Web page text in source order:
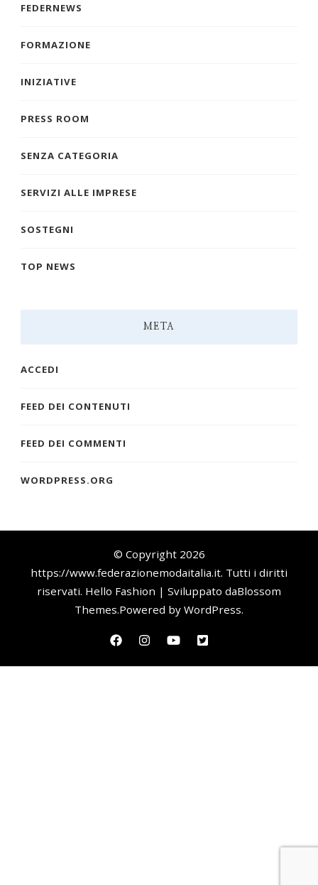
FEDERNEWS
FORMAZIONE
INIZIATIVE
PRESS ROOM
SENZA CATEGORIA
SERVIZI ALLE IMPRESE
SOSTEGNI
TOP NEWS
META
ACCEDI
FEED DEI CONTENUTI
FEED DEI COMMENTI
WORDPRESS.ORG
© Copyright 2026
https://www.federazionemodaitalia.it. Tutti i diritti
riservati. Hello Fashion | Sviluppato daBlossom
Themes.Powered by WordPress.